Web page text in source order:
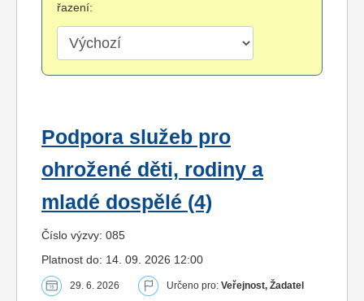
řazení:
Podpora služeb pro
ohrožené děti, rodiny a
mladé dospělé (4)
Číslo výzvy: 085
Platnost do: 14. 09. 2026 12:00
29. 6. 2026 Určeno pro: Veřejnost, Žadatel